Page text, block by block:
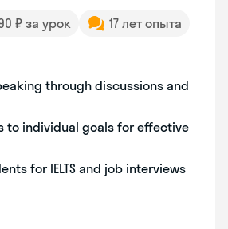
₽ за урок
17 лет опыта
through discussions and
to individual goals for effective
for IELTS and job interviews